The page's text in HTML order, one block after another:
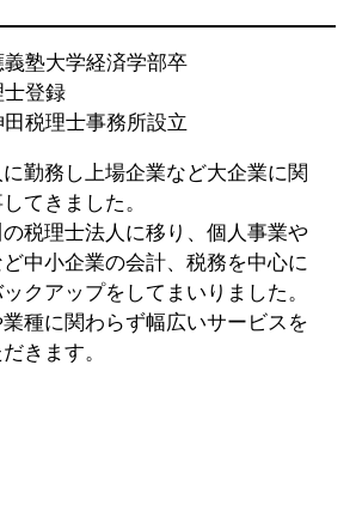
塾大学経済学部卒
登録
税理士事務所設立
勤務し上場企業など大企業に関
てきました。
税理士法人に移り、個人事業や
中小企業の会計、税務を中心に
クアップをしてまいりました。
種に関わらず幅広いサービスを
きます。